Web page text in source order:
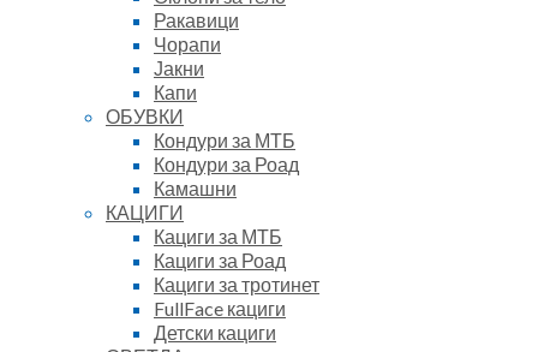
Ракавици
Чорапи
Јакни
Капи
ОБУВКИ
Кондури за МТБ
Кондури за Роад
Камашни
КАЦИГИ
Кациги за МТБ
Кациги за Роад
Кациги за тротинет
FullFace кациги
Детски кациги